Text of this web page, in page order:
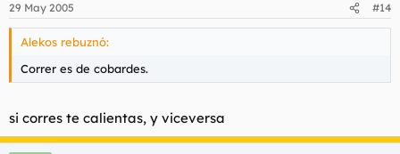
29 May 2005 #14
Alekos rebuznó:
Correr es de cobardes.
si corres te calientas, y viceversa